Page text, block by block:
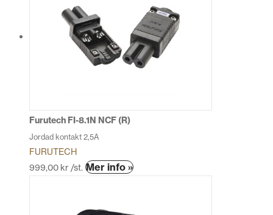
varianter.
De
olika
alternativen
Furutech FI-8.1N NCF (R)
Jordad kontakt 2,5A
FURUTECH
999,00 kr /st. Mer info »